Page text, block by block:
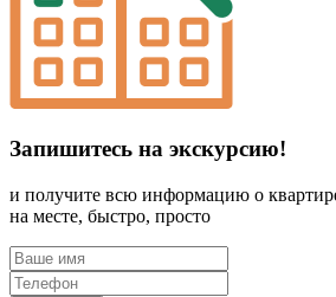
Запишитесь на экскурсию!
и получите всю информацию о
на месте, быстро, просто